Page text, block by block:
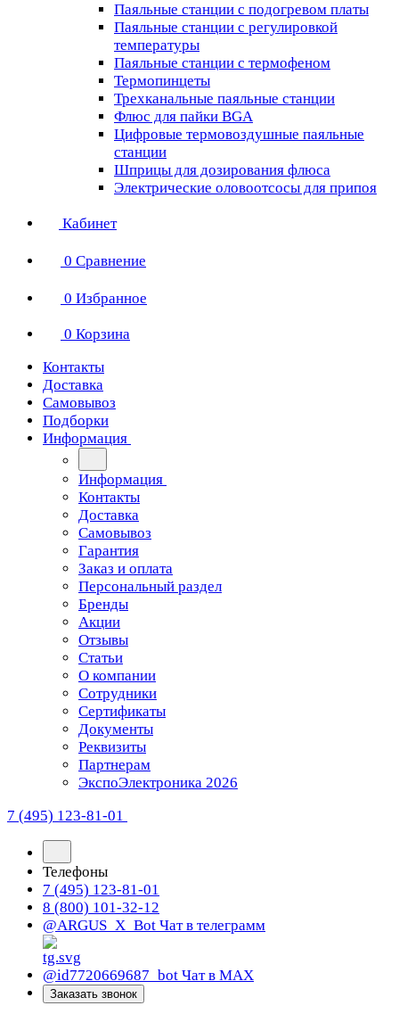
Паяльные станции с подогревом платы
Паяльные станции с регулировкой
температуры
Паяльные станции с термофеном
Термопинцеты
Трехканальные паяльные станции
Флюс для пайки BGA
Цифровые термовоздушные паяльные
станции
Шприцы для дозирования флюса
Электрические оловоотсосы для припоя
Кабинет
0 Сравнение
0 Избранное
0 Корзина
Контакты
Доставка
Самовывоз
Подборки
Информация
Информация
Контакты
Доставка
Самовывоз
Гарантия
Заказ и оплата
Персональный раздел
Бренды
Акции
Отзывы
Статьи
О компании
Сотрудники
Сертификаты
Документы
Реквизиты
Партнерам
ЭкспоЭлектроника 2026
7 (495) 123-81-01
Телефоны
7 (495) 123-81-01
8 (800) 101-32-12
@ARGUS_X_Bot Чат в телеграмм
@id7720669687_bot Чат в МАХ
Заказать звонок